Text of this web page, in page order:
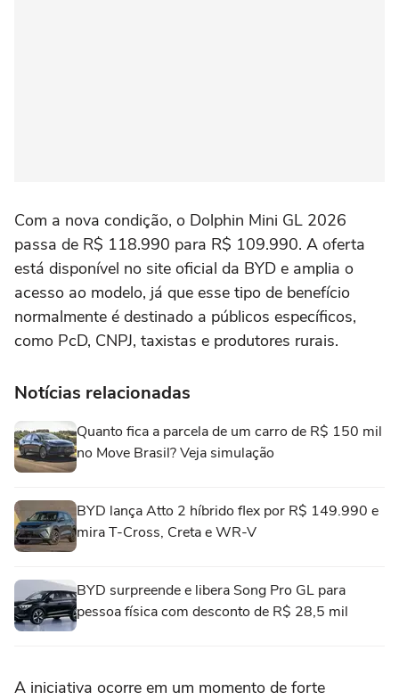
Com a nova condição, o Dolphin Mini GL 2026
passa de R$ 118.990 para R$ 109.990. A oferta
está disponível no site oficial da BYD e amplia o
acesso ao modelo, já que esse tipo de benefício
normalmente é destinado a públicos específicos,
como PcD, CNPJ, taxistas e produtores rurais.
Notícias relacionadas
Quanto fica a parcela de um carro de R$ 150 mil
no Move Brasil? Veja simulação
BYD lança Atto 2 híbrido flex por R$ 149.990 e
mira T-Cross, Creta e WR-V
BYD surpreende e libera Song Pro GL para
pessoa física com desconto de R$ 28,5 mil
A iniciativa ocorre em um momento de forte